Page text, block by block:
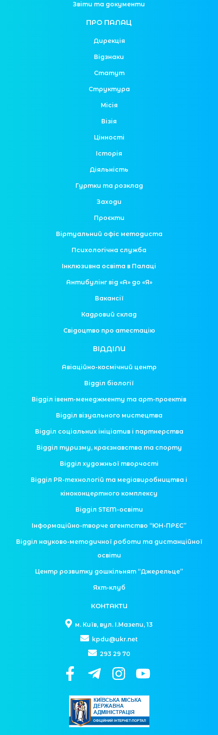
Звіти та документи
ПРО ПАЛАЦ
Дирекція
Відзнаки
Статут
Структура
Місія
Візія
Цінності
Історія
Діяльність
Гуртки та розклад
Заходи
Проєкти
Віртуальний офіс методиста
Психологічна служба
Інклюзивна освіта в Палаці
Антибулінг від «А» до «Я»
Вакансії
Кадровий склад
Свідоцтво про атестацію
ВІДДІЛИ
Авіаційно-космічний центр
Відділ біології
Відділ івент-менеджменту та арт-проектів
Відділ візуального мистецтва
Відділ соціальних ініціатив і партнерства
Відділ туризму, краєзнавства та спорту
Відділ художньої творчості
Відділ PR-технологій та медіавиробництва і
кіноконцертного комплексу
Відділ STEM-освіти
Інформаційно-творче агентство “ЮН-ПРЕС”
Відділ науково-методичної роботи та дистанційної
освіти
Центр розвитку дошкільнят “Джерельце”
Яхт-клуб
КОНТАКТИ
м. Київ, вул. І.Мазепи, 13
kpdu@ukr.net
293 29 70